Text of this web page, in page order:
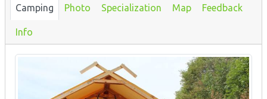
Camping Photo Specialization Map Feedback
Info